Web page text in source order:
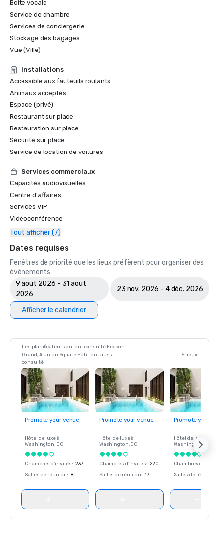
Boîte vocale
Service de chambre
Services de conciergerie
Stockage des bagages
Vue (Ville)
Installations
Accessible aux fauteuils roulants
Animaux acceptés
Espace (privé)
Restaurant sur place
Restauration sur place
Sécurité sur place
Service de location de voitures
Services commerciaux
Capacités audiovisuelles
Centre d'affaires
Services VIP
Vidéoconférence
Tout afficher (7)
Dates requises
Fenêtres de priorité que les lieux préfèrent pour organiser des
événements
9 août 2026 - 31 août
2026
23 nov. 2026 - 4 déc. 2026
Afficher le calendrier
Les planificateurs qui ont consulté Beacon
Grand, A Union Square Hotel ont aussi
consulté
5 lieux
Promote your venue
Hôtel de luxe à
Washington, DC
Chambres d'invités: 237
Salles de réunion: 8
Promote your venue
Hôtel de luxe à
Washington, DC
Chambres d'invités: 220
Salles de réunion: 17
Promote your
Hôtel de luxe à
Washington
Chambres
Salles de réunion